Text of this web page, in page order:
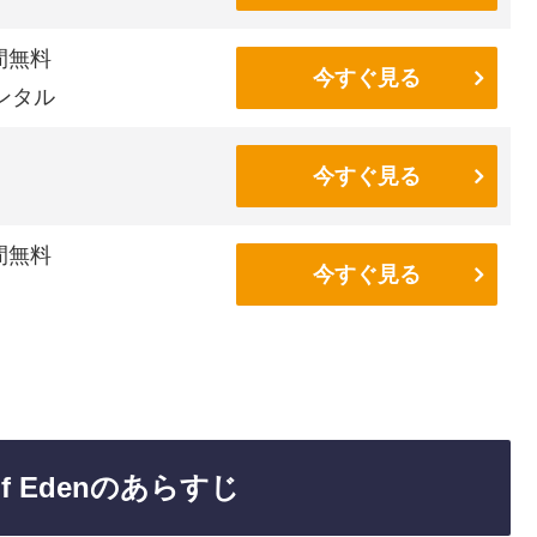
無料
タル
今すぐ見る
今すぐ見る
無料
今すぐ見る
Edenのあらすじ